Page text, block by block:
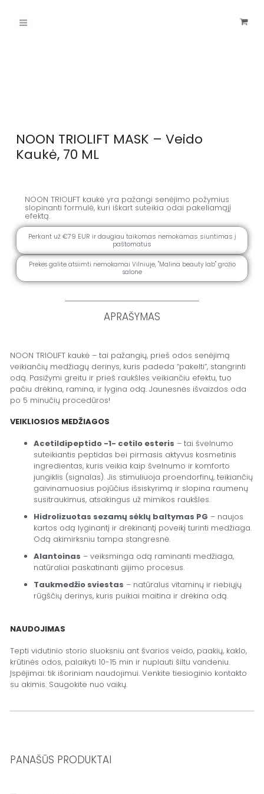
turinio
Menu
NOON TRIOLIFT MASK – Veido
Kaukė, 70 ML
NOON TRIOLIFT kaukė yra pažangi senėjimo požymius
slopinanti formulė, kuri iškart suteikia odai pakeliamąjį
efektą.
Perkant už €79 EUR ir daugiau taikomas nemokamas siuntimas į
paštomatus
Prekes galite atsiimti nemokamai Vilniuje, ''Malina beauty lab" grožio
salone
APRAŠYMAS
NOON TRIOLIFT kaukė – tai pažangių, prieš odos senėjimą
veikiančių medžiagų derinys, kuris padeda “pakelti”, stangrinti
odą. Pasižymi greitu ir prieš raukšles veikiančiu efektu, tuo
pačiu drėkina, ramina, ir lygina odą. Jaunesnės išvaizdos oda
po 5 minučių procedūros!
VEIKLIOSIOS MEDŽIAGOS
Acetildipeptido -1- cetilo esteris – tai švelnumo
suteikiantis peptidas bei pirmasis aktyvus kosmetinis
ingredientas, kuris veikia kaip švelnumo ir komforto
jungiklis (signalas). Jis stimuliuoja proendorfinų, teikiančių
gaivinamuosius pojūčius išsiskyrimą ir slopina raumenų
susitraukimus, atsakingus už mimikos raukšles.
Hidrolizuotas sezamų sėklų baltymas PG – naujos
kartos odą lyginantį ir drėkinantį poveikį turinti medžiaga.
Odą akimirksniu tampa stangresnė.
Alantoinas – veiksminga odą raminanti medžiaga,
natūraliai paskatinanti gijimo procesus.
Taukmedžio sviestas – natūralus vitaminų ir riebiųjų
rūgščių derinys, kuris puikiai maitina ir drėkina odą.
NAUDOJIMAS
Tepti vidutinio storio sluoksniu ant švarios veido, paakių, kaklo,
krūtinės odos, palaikyti 10-15 min ir nuplauti šiltu vandeniu.
Įspėjimai: tik išoriniam naudojimui. Venkite tiesioginio kontakto
su akimis. Saugokite nuo vaikų.
PANAŠŪS PRODUKTAI